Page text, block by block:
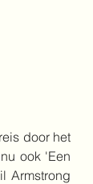
door het
ook 'Een
Armstrong